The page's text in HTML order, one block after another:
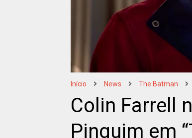
Início News The Batman
Colin Farrell
Pinguim em